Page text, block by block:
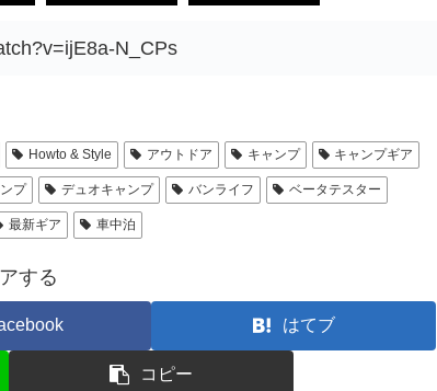
N_CPs
Howto & Style アウトドア キャンプ キャンプギア
プ デュオキャンプ バンライフ ベータテスター
最新ギア 車中泊
する
はてブ
コピー